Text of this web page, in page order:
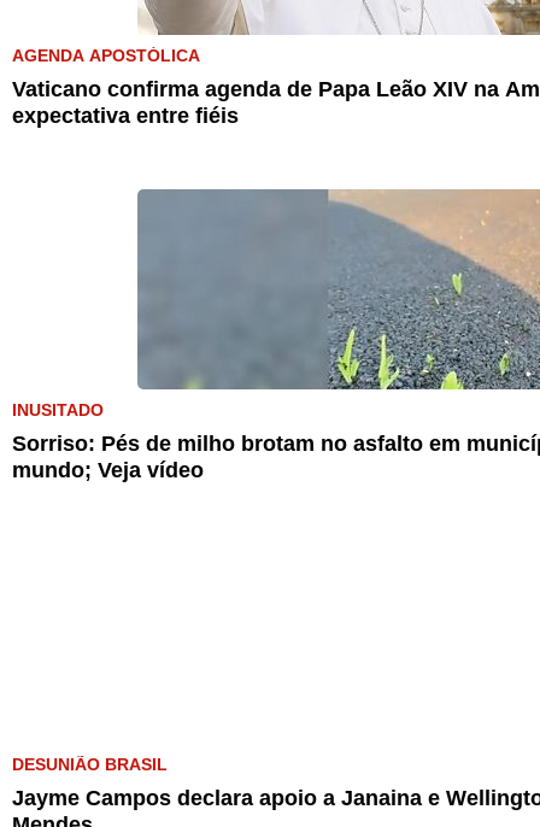
AGENDA APOSTÓLICA
Vaticano confirma agenda de Papa Leão XIV na
expectativa entre fiéis
INUSITADO
Sorriso: Pés de milho brotam no asfalto em
mundo; Veja vídeo
DESUNIÃO BRASIL
Jayme Campos declara apoio a Janaina e